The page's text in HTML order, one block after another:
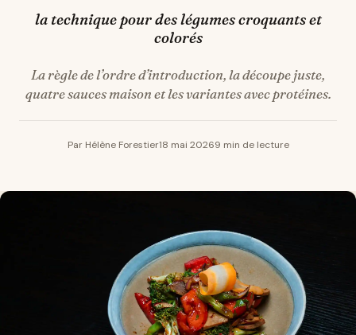
la technique pour des légumes croquants et
colorés
La règle de l’ordre d’introduction, la découpe juste,
quatre sauces maison et les variantes avec protéines.
Par Hélène Forestier18 mai 20269 min de lecture